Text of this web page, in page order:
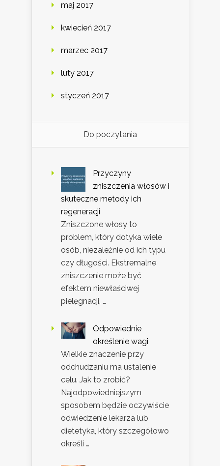
maj 2017
kwiecień 2017
marzec 2017
luty 2017
styczeń 2017
Do poczytania
Przyczyny
zniszczenia włosów i
skuteczne metody ich
regeneracji
Zniszczone włosy to
problem, który dotyka wiele
osób, niezależnie od ich typu
czy długości. Ekstremalne
zniszczenie może być
efektem niewłaściwej
pielęgnacji, …
Odpowiednie
określenie wagi
Wielkie znaczenie przy
odchudzaniu ma ustalenie
celu. Jak to zrobić?
Najodpowiedniejszym
sposobem będzie oczywiście
odwiedzenie lekarza lub
dietetyka, który szczegółowo
określi …